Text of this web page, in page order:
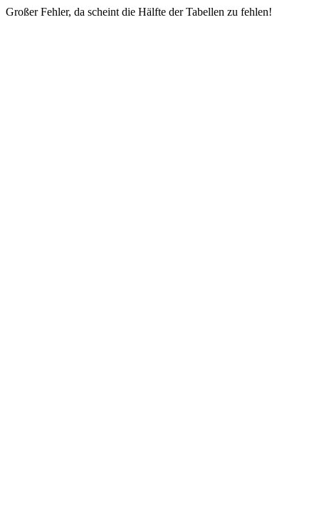
Großer Fehler, da scheint die Hälfte der Tabellen zu fehlen!